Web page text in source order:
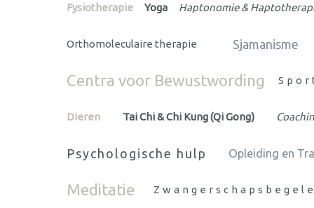
Fysiotherapie Yoga Haptonomie &
Orthomoleculaire therapie Sjamanisme
Centra voor Bewustwording
Dieren Tai Chi & Chi Kung (Qi Gong)
Psychologische hulp Opleiding en
Meditatie